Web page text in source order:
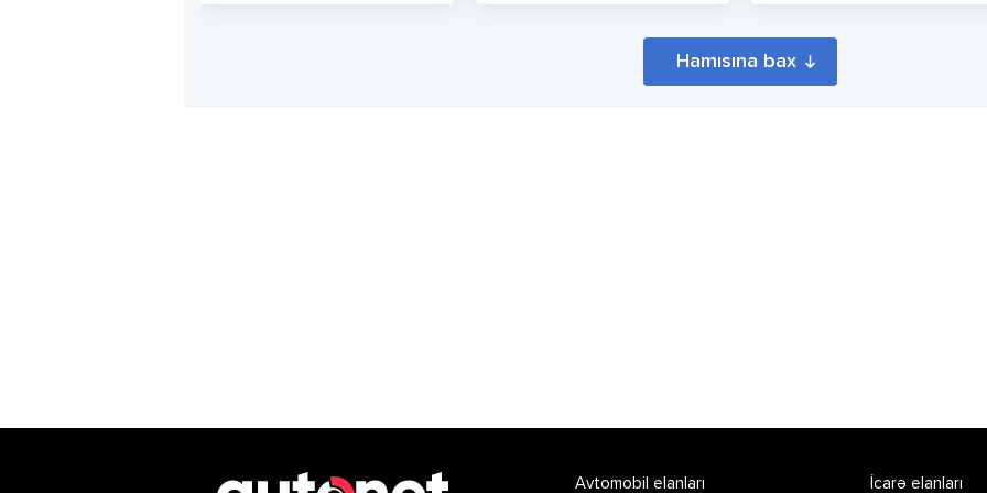
Hamısına bax
Avtomobil elanları İcarə elanları